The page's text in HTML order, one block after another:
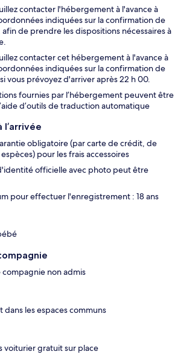
contacter l'hébergement à l'avance à
indiquées sur la confirmation de
de prendre les dispositions nécessaires à
contacter cet hébergement à l'avance à
indiquées sur la confirmation de
vous prévoyez d'arriver après 22 h 00.
fournies par l’hébergement peuvent être
d’outils de traduction automatique
obligatoire (par carte de crédit, de
pour les frais accessoires
officielle avec photo peut être
pour effectuer l'enregistrement : 18 ans
compagnie non admis
dans les espaces communs
voiturier gratuit sur place